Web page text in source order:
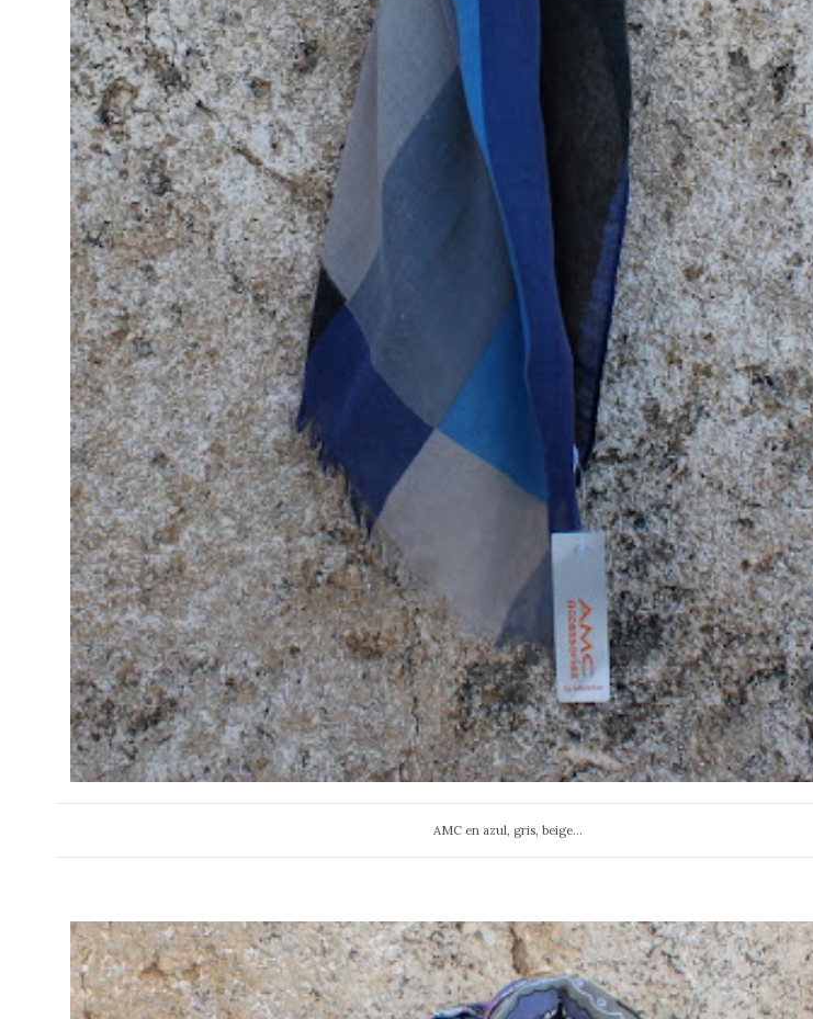
AMC en azul, gris, beige...